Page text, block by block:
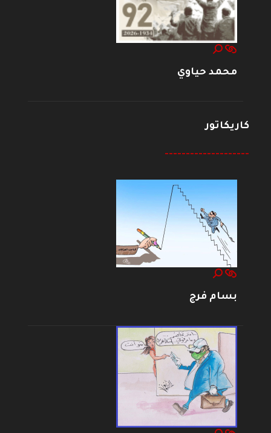
محمد حياوي
كاريكاتور
--------------------
بسام فرج